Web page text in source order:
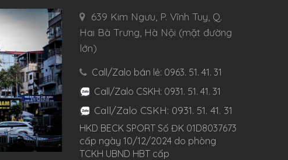
639 Kim Ngưu, P. Vĩnh Tuy, Q.
Hai Bà Trưng, Hà Nội (mặt đường
lớn)
Call/Zalo bán lẻ: 0963. 51. 41. 31
Call/Zalo CSKH: 0931. 51. 41. 31
Call/Zalo CSKH: 0931. 51. 41. 31
HKD BECK SPORT Số ĐK 01D8037673
cấp ngày 10/12/2024 do phòng
TCKH UBND HBT cấp